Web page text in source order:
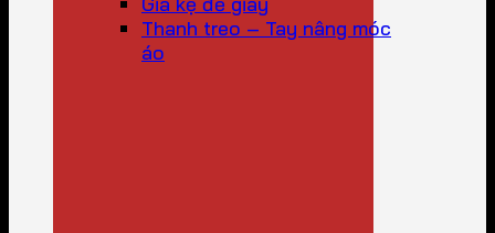
Thanh treo – Tay nâng móc
áo